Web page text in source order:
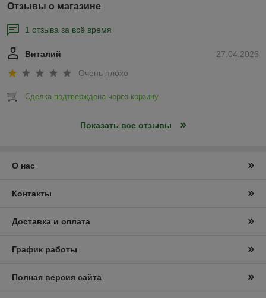
Отзывы о магазине
1 отзыва за всё время
27.04.2026
Виталий
Очень плохо
Сделка подтверждена через корзину
Показать все отзывы
О нас
Контакты
Доставка и оплата
График работы
Полная версия сайта